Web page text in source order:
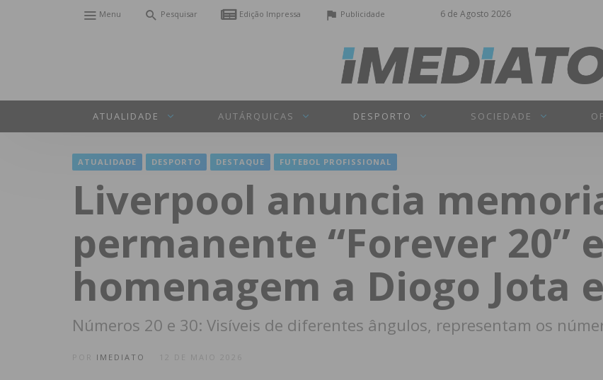
6 de Agosto 2026
Menu Pesquisar Edição Impressa Publicidade
ATUALIDADE AUTÁRQUICAS DESPORTO SOCIEDADE
ATUALIDADE DESPORTO DESTAQUE FUTEBOL PROFISSIONAL
Liverpool anuncia
permanente “Forever 20”
homenagem a Diogo Jota
Números 20 e 30: Visíveis de diferentes ângulos, representam os
IMEDIATO 12 DE MAIO 2026